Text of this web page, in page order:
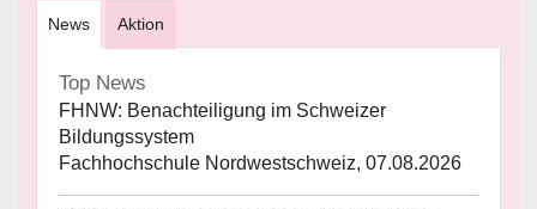
News Aktion
Top News
FHNW: Benachteiligung im Schweizer
Bildungssystem
Fachhochschule Nordwestschweiz, 07.08.2026